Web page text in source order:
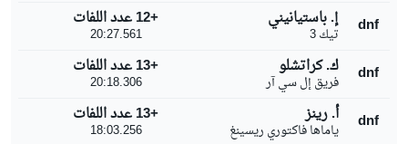
dnf إ. باستيانيني
تيك 3
+12 عدد اللفات
20:27.561
dnf ك. كراتشلو
فريق إل سي آر
+13 عدد اللفات
20:18.306
dnf أ. رينز
ياماها فاكتوري ريسينغ
+13 عدد اللفات
18:03.256